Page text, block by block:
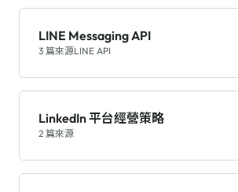
LINE Messaging API
3 篇來源LINE API
LinkedIn 平台經營策略
2 篇來源